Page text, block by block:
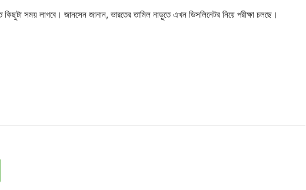
সময় লাগবে। জানসেন জানান, ভারতের তামিল নাড়ুতে এখন ডিসলিনেটর নিয়ে পরীক্ষা চলছে।